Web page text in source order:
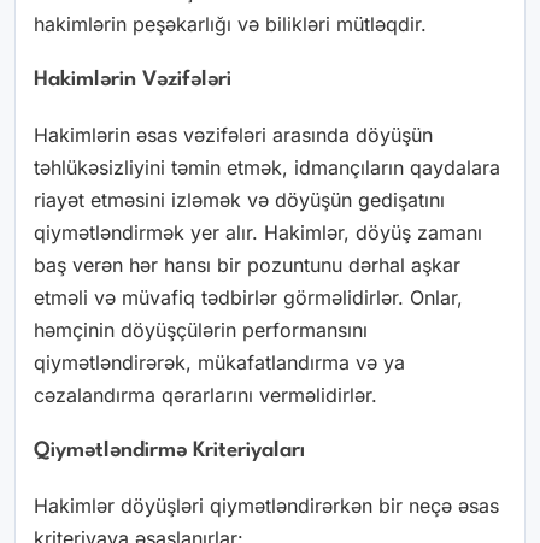
hakimlərin peşəkarlığı və bilikləri mütləqdir.
Hakimlərin Vəzifələri
Hakimlərin əsas vəzifələri arasında döyüşün
təhlükəsizliyini təmin etmək, idmançıların qaydalara
riayət etməsini izləmək və döyüşün gedişatını
qiymətləndirmək yer alır. Hakimlər, döyüş zamanı
baş verən hər hansı bir pozuntunu dərhal aşkar
etməli və müvafiq tədbirlər görməlidirlər. Onlar,
həmçinin döyüşçülərin performansını
qiymətləndirərək, mükafatlandırma və ya
cəzalandırma qərarlarını verməlidirlər.
Qiymətləndirmə Kriteriyaları
Hakimlər döyüşləri qiymətləndirərkən bir neçə əsas
kriteriyaya əsaslanırlar: